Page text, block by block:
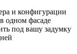
и конфигурации
одном фасаде
под вашу задумку